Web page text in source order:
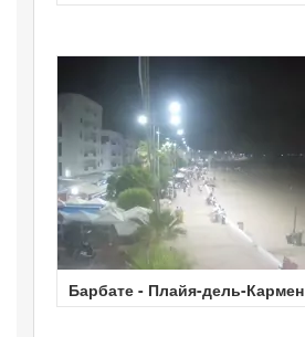
Барбате - Плайя-дель-Кармен